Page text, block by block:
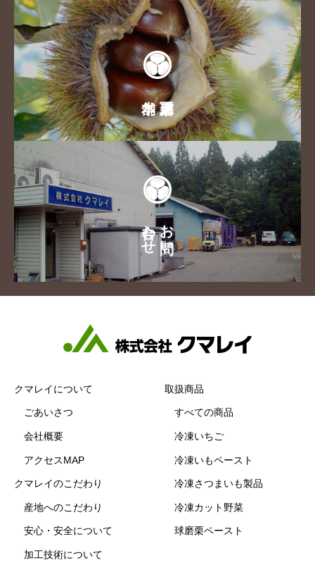
お問い
合わせ
クマレイについて
ごあいさつ
会社概要
アクセスMAP
クマレイのこだわり
産地へのこだわり
安心・安全について
加工技術について
取扱商品
すべての商品
冷凍いちご
冷凍いもペースト
冷凍さつまいも製品
冷凍カット野菜
球磨栗ペースト